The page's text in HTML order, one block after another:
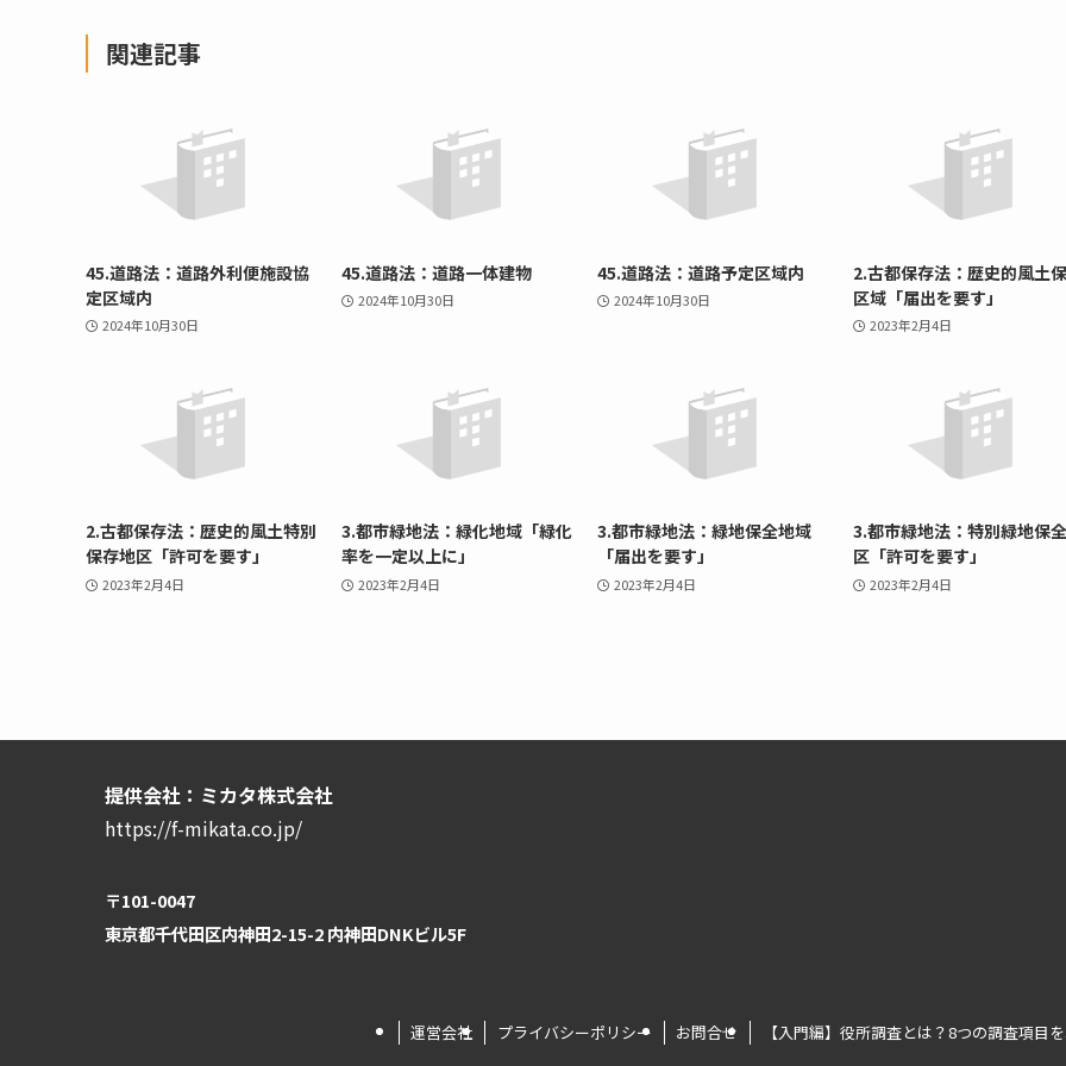
関連記事
45.道路法：道路外利便施設協
定区域内
2024年10月30日
45.道路法：道路一体建物
2024年10月30日
45.道路法：道路予定区域内
2024年10月30日
2.古都保存法：歴史的風土
区域「届出を要す」
2023年2月4日
2.古都保存法：歴史的風土特別
保存地区「許可を要す」
2023年2月4日
3.都市緑地法：緑化地域「緑化
率を一定以上に」
2023年2月4日
3.都市緑地法：緑地保全地域
「届出を要す」
2023年2月4日
3.都市緑地法：特別緑地保
区「許可を要す」
2023年2月4日
提供会社：ミカタ株式会社
https://f-mikata.co.jp/
〒101-0047
東京都千代田区内神田2-15-2 内神田DNKビル5F
運営会社 プライバシーポリシー お問合せ 【入門編】役所調査とは？8つの調査項目